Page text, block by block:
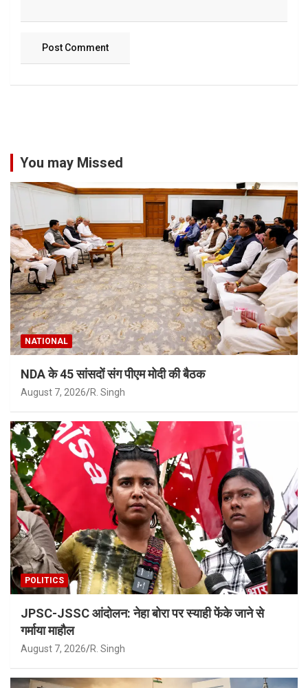
You may Missed
NATIONAL
NDA के 45 सांसदों संग पीएम मोदी की बैठक
August 7, 2026 R. Singh
POLITICS
JPSC-JSSC आंदोलन: नेहा बोरा पर स्याही फेंके जाने से
गर्माया माहौल
August 7, 2026 R. Singh